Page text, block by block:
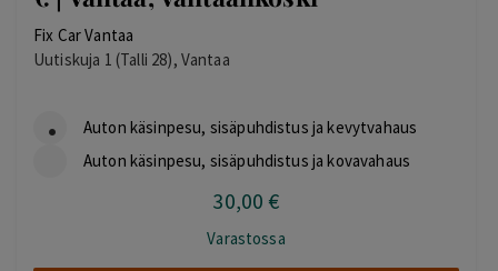
Fix Car Vantaa
Uutiskuja 1 (Talli 28), Vantaa
Auton käsinpesu, sisäpuhdistus ja kevytvahaus
Auton käsinpesu, sisäpuhdistus ja kovavahaus
30,00 €
Varastossa